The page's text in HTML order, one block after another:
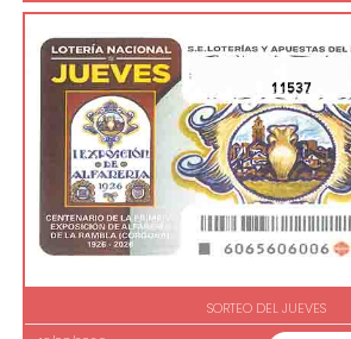
11537
SORTEO DEL JUEVES